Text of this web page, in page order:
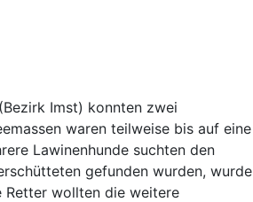
Imst) konnten zwei
waren teilweise bis auf eine
Lawinenhunde suchten den
gefunden wurden, wurde
Retter wollten die weitere